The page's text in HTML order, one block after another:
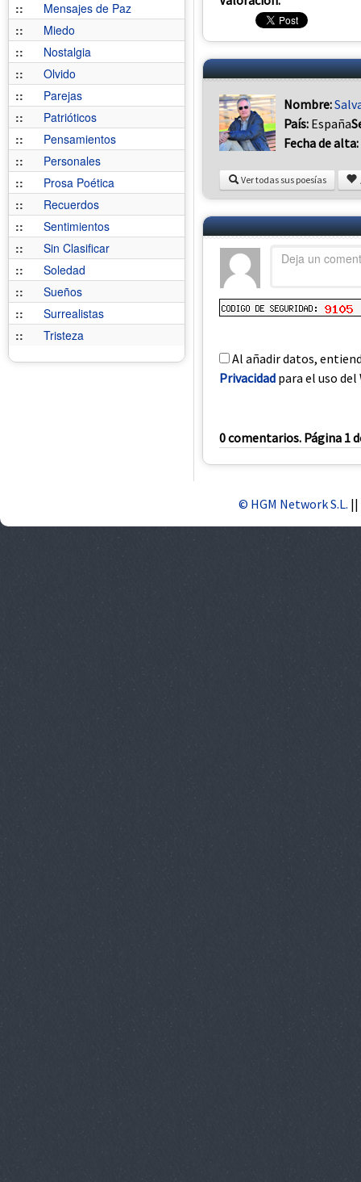
::
Mensajes de Paz
::
Miedo
::
Nostalgia
::
Olvido
::
Parejas
::
Patrióticos
::
Pensamientos
::
Personales
::
Prosa Poética
::
Recuerdos
::
Sentimientos
::
Sin Clasificar
::
Soledad
::
Sueños
::
Surrealistas
::
Tristeza
Nombre:
País: España
Fecha de alta:
Ver todas sus poesías
Al añadir datos,
Privacidad para el uso del
0 comentarios. Página 1
© HGM Network S.L. ||